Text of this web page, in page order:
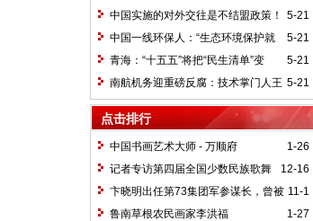
击美以船只及美军基地
5-21
中国实施的对外交往是不结盟政策！
5-21
中国一线环保人：“生态环境保护就
是为民造福的实事”
5-21
青海：“十五五”将把“民生清单”变
成“幸福账单”
5-21
南航机务迎重磅反腐：技术掌门人王
锦申落马，昔日学霸高管为何折戟?
点击排行
1-26
中国书画艺术大师 - 万顺府
12-16
记者专访第四届全国少数民族歌舞
比赛金奖得主登巴郎布和罗玉荣
11-1
卞晓明出任第73集团军参谋长，曾被
称为“闪电”旅长
1-27
鲁南草根农民画家李洪福